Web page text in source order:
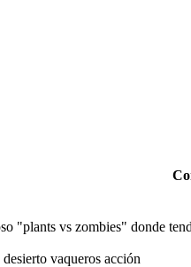
"plants vs zombies" donde
vaqueros acción